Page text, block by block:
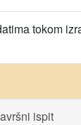
tokom
ispit